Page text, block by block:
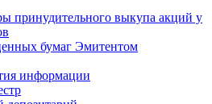
принудительного выкупа акций у
бумаг Эмитентом
информации